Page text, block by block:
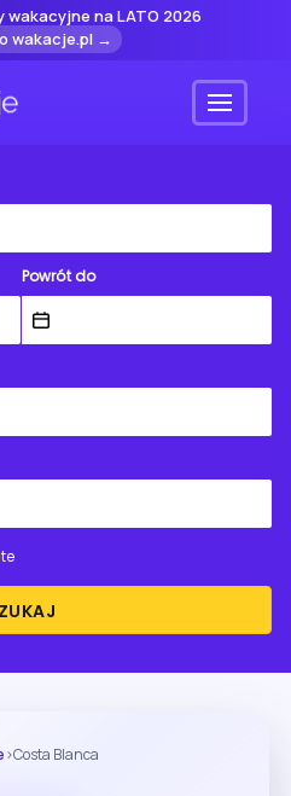
na LATO 2026
wakacje.pl →
Menu
Powrót do
›Costa Blanca